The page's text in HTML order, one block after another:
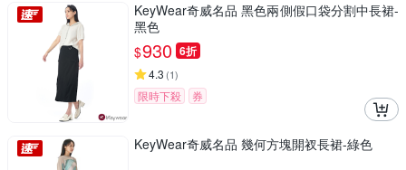
KeyWear奇威名品 黑色兩側假口袋分割中長裙-
黑色
$930 6折
4.3 (1)
限時下殺 券
KeyWear奇威名品 幾何方塊開衩長裙-綠色